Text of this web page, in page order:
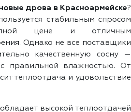
дрова в Красноармейске?
стабильным спросом
цене и отличным
Однако не все поставщики
качественную сосну —
правильной влажностью. От
теплоотдача и удовольствие
высокой теплоотдачей